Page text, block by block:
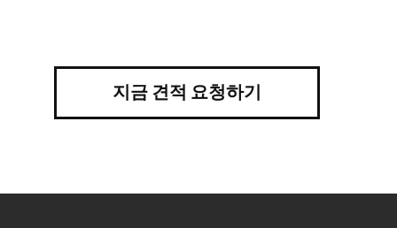
지금 견적 요청하기